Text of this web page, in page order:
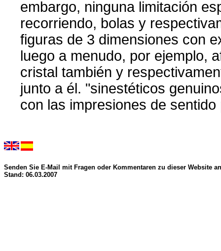
embargo, ninguna limitación
recorriendo, bolas y
figuras de 3 dimensiones con
luego a menudo, por ejemplo,
cristal también y
junto a él. "sinestéticos
con las impresiones de
Senden Sie E-Mail mit Fragen oder Kommentaren zu dieser Website
Stand: 06.03.2007